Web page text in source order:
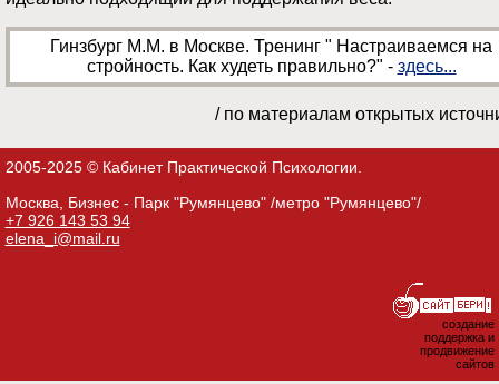
Гинзбург М.М. в Москве. Тренинг " Настраиваемся на
стройность. Как худеть правильно?" - здесь...
/ по материалам открытых
2005-2025 © Кабинет Практической Психологии.
Москва, Бизнес - Парк "Румянцево" /метро "Румянцево"/
+7 926 143 53 94
elena_i@mail.ru
создание
поддержка и
продвижение
сайтов